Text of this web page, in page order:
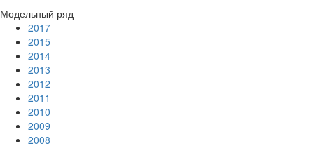
Модельный ряд
2017
2015
2014
2013
2012
2011
2010
2009
2008